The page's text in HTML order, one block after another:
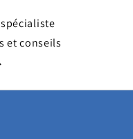
spécialiste
et conseils